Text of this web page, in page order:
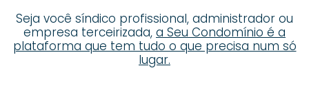
Seja você síndico profissional, administrador ou
empresa terceirizada, a Seu Condomínio é a
plataforma que tem tudo o que precisa num só
lugar.